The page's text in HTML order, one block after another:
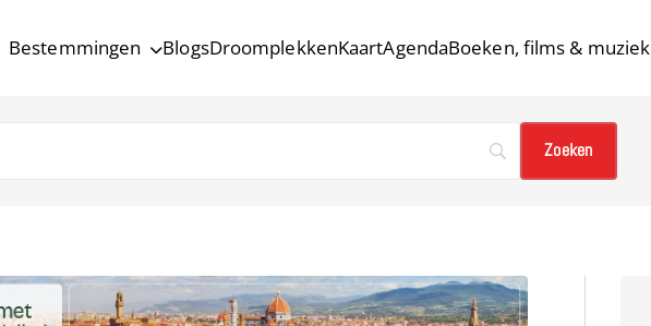
Bestemmingen BlogsDroomplekkenKaartAgendaBoeken, films & muziek